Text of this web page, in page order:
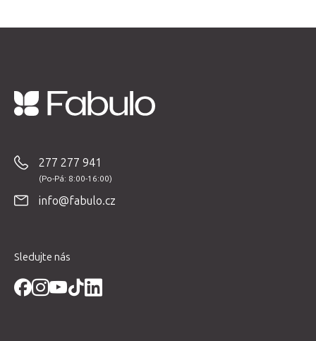
277 277 941
info@fabulo.cz
Sledujte nás